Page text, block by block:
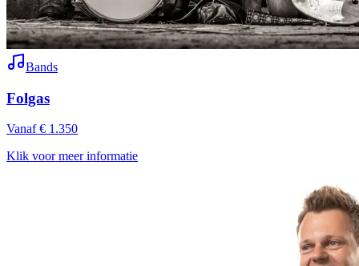
Bands
Folgas
Vanaf € 1.350
Klik voor meer informatie